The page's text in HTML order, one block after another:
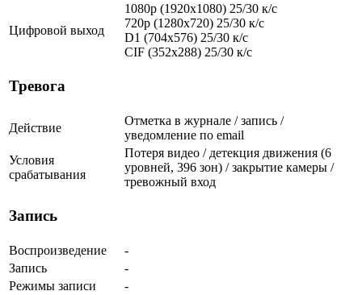
Цифровой выход
1080p (1920х1080) 25/30 к/с
720p (1280x720) 25/30 к/с
D1 (704x576) 25/30 к/с
CIF (352x288) 25/30 к/с
Тревога
Действие
Отметка в журнале / запись /
уведомление по email
Условия
срабатывания
Потеря видео / детекция движения (6
уровней, 396 зон) / закрытие камеры /
тревожный вход
Запись
Воспроизведение
-
Запись
-
Режимы записи
-